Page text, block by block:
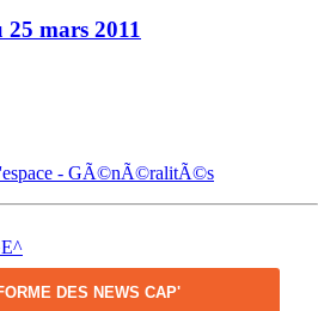
mars 2011
- GÃ©nÃ©ralitÃ©s
DES NEWS CAP'